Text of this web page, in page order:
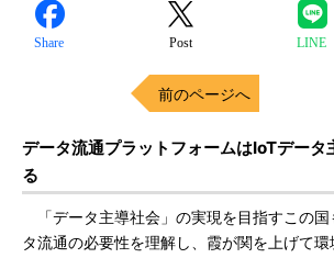
Share Post LINE
前のページへ
データ流通プラットフォームはIoTデータ
る
「データ主導社会」の実現を目指すこの国
タ流通の必要性を理解し、霞が関を上げて